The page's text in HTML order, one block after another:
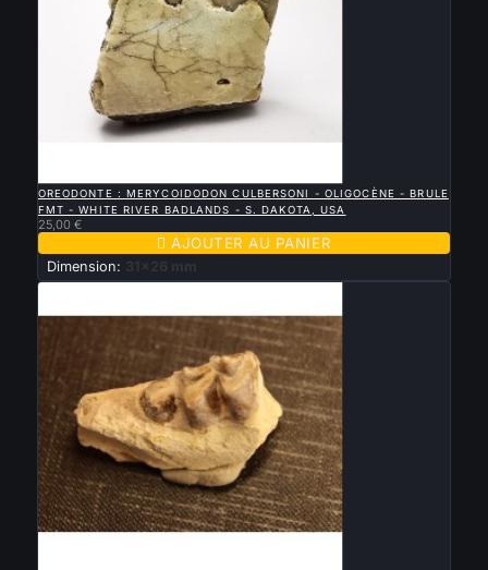
OREODONTE : MERYCOIDODON CULBERSONI - OLIGOCÈNE - BRULE
FMT - WHITE RIVER BADLANDS - S. DAKOTA, USA
25,00 €
 AJOUTER AU PANIER
Dimension: 31x26 mm